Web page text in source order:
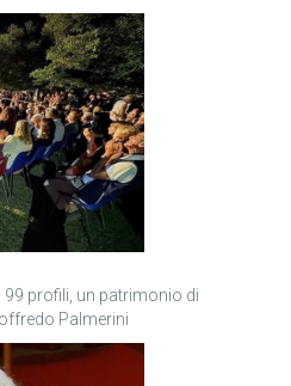
99 profili, un patrimonio di
Palmerini